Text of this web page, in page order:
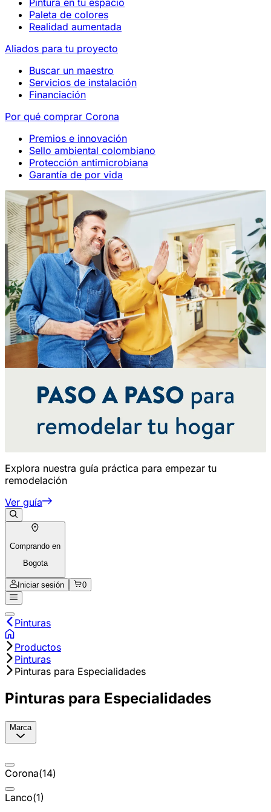
Pintura en tu espacio
Paleta de colores
Realidad aumentada
Aliados para tu proyecto
Buscar un maestro
Servicios de instalación
Financiación
Por qué comprar Corona
Premios e innovación
Sello ambiental colombiano
Protección antimicrobiana
Garantía de por vida
Explora nuestra guía práctica para empezar tu
remodelación
Ver guía
Comprando en
Bogota
Iniciar sesión 0
Pinturas
Productos
Pinturas
Pinturas para Especialidades
Pinturas para Especialidades
Marca
Corona(14)
Lanco(1)